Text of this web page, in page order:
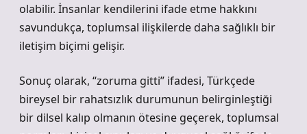
olabilir. İnsanlar kendilerini ifade etme hakkını
savundukça, toplumsal ilişkilerde daha sağlıklı bir
iletişim biçimi gelişir.
Sonuç olarak, “zoruma gitti” ifadesi, Türkçede
bireysel bir rahatsızlık durumunun belirginleştiği
bir dilsel kalıp olmanın ötesine geçerek, toplumsal